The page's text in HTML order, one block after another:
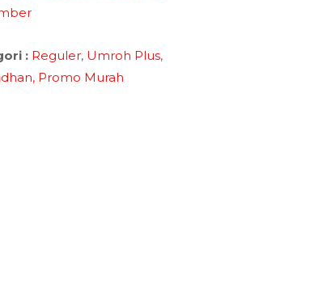
: Reguler, Umroh Plus,
Promo Murah